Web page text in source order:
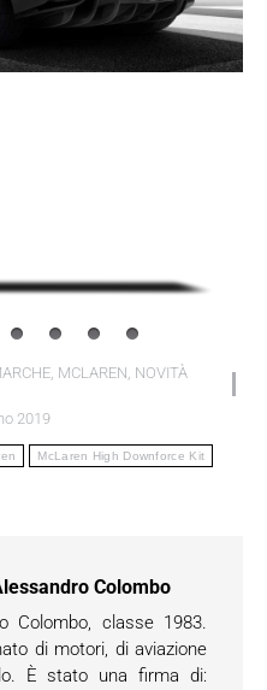
, MCLAREN, NOVITÀ
2019
McLaren High Downforce Kit
Colombo
Colombo, classe 1983.
di motori, di aviazione
È stato una firma di: